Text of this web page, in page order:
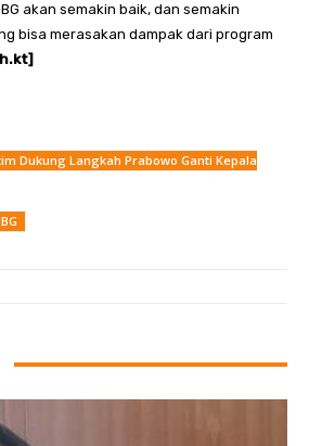
akan semakin baik, dan semakin
bisa merasakan dampak dari program
Dukung Langkah Prabowo Ganti Kepala